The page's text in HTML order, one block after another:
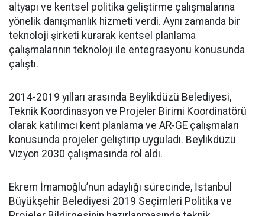
altyapı ve kentsel politika geliştirme çalışmalarına
yönelik danışmanlık hizmeti verdi. Aynı zamanda bir
teknoloji şirketi kurarak kentsel planlama
çalışmalarının teknoloji ile entegrasyonu konusunda
çalıştı.
2014-2019 yılları arasında Beylikdüzü Belediyesi,
Teknik Koordinasyon ve Projeler Birimi Koordinatörü
olarak katılımcı kent planlama ve AR-GE çalışmaları
konusunda projeler geliştirip uyguladı. Beylikdüzü
Vizyon 2030 çalışmasında rol aldı.
Ekrem İmamoğlu’nun adaylığı sürecinde, İstanbul
Büyükşehir Belediyesi 2019 Seçimleri Politika ve